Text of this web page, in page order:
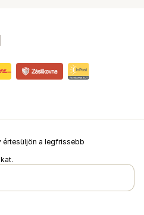
értesüljön a legfrissebb